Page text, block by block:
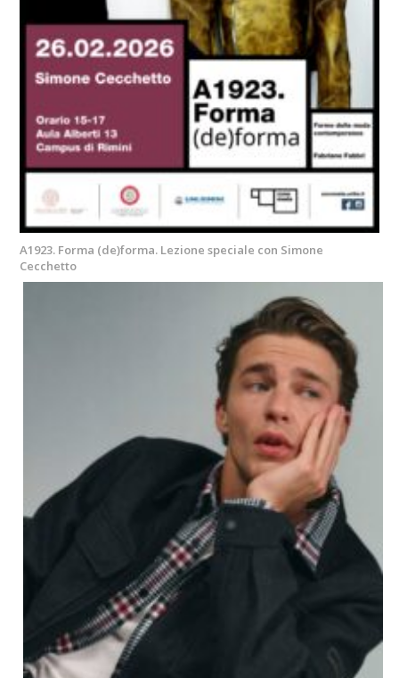
A1923. Forma (de)forma. Lezione speciale con Simone
Cecchetto